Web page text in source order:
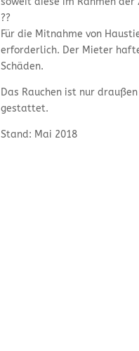
??
Für die Mitnahme von
erforderlich. Der Mieter
Schäden.
Das Rauchen ist nur
gestattet.
Stand: Mai 2018